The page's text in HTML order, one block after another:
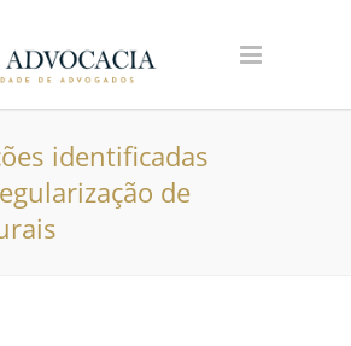
identificadas
de